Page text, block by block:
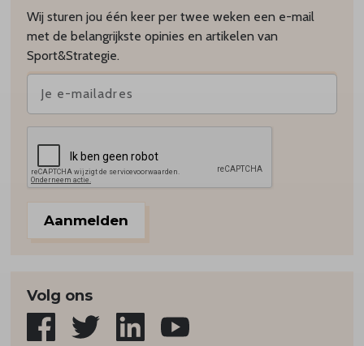
Wij sturen jou één keer per twee weken een e-mail
met de belangrijkste opinies en artikelen van
Sport&Strategie.
Aanmelden
Volg ons